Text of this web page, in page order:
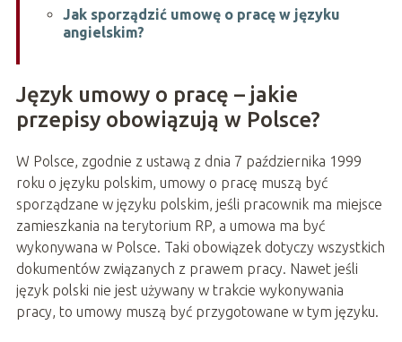
Jak sporządzić umowę o pracę w języku
angielskim?
Język umowy o pracę – jakie
przepisy obowiązują w Polsce?
W Polsce, zgodnie z ustawą z dnia 7 października 1999
roku o języku polskim, umowy o pracę muszą być
sporządzane w języku polskim, jeśli pracownik ma miejsce
zamieszkania na terytorium RP, a umowa ma być
wykonywana w Polsce. Taki obowiązek dotyczy wszystkich
dokumentów związanych z prawem pracy. Nawet jeśli
język polski nie jest używany w trakcie wykonywania
pracy, to umowy muszą być przygotowane w tym języku.